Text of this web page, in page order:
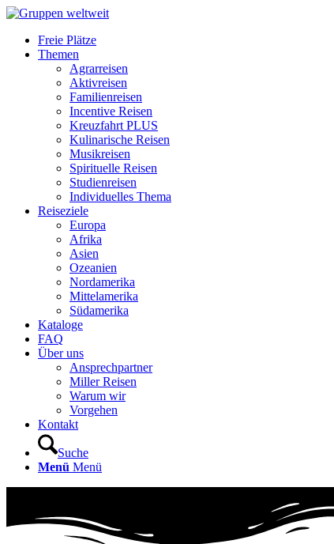
Freie Plätze
Themen
Agrarreisen
Aktivreisen
Familienreisen
Incentive Reisen
Kreuzfahrt PLUS
Kulinarische Reisen
Musikreisen
Spirituelle Reisen
Studienreisen
Individuelles Thema
Reiseziele
Europa
Afrika
Asien
Ozeanien
Nordamerika
Mittelamerika
Südamerika
Kataloge
FAQ
Über uns
Ansprechpartner
Miller Reisen
Warum wir
Vorgehen
Kontakt
Suche
Menü Menü